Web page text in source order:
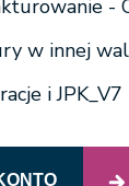
-
w innej
i JPK_V7